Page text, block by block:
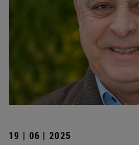
19 | 06 | 2025